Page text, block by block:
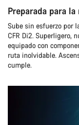
Preparada para la
Sube sin esfuerzo por
CFR Di2. Superligero,
equipado con
ruta inolvidable.
cumple.